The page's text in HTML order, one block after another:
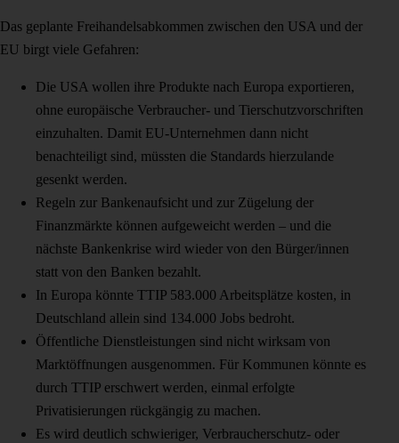
Das geplante Freihandelsabkommen zwischen den USA und der
EU birgt viele Gefahren:
Die USA wollen ihre Produkte nach Europa exportieren,
ohne europäische Verbraucher- und Tierschutzvorschriften
einzuhalten. Damit EU-Unternehmen dann nicht
benachteiligt sind, müssten die Standards hierzulande
gesenkt werden.
Regeln zur Bankenaufsicht und zur Zügelung der
Finanzmärkte können aufgeweicht werden – und die
nächste Bankenkrise wird wieder von den Bürger/innen
statt von den Banken bezahlt.
In Europa könnte TTIP 583.000 Arbeitsplätze kosten, in
Deutschland allein sind 134.000 Jobs bedroht.
Öffentliche Dienstleistungen sind nicht wirksam von
Marktöffnungen ausgenommen. Für Kommunen könnte es
durch TTIP erschwert werden, einmal erfolgte
Privatisierungen rückgängig zu machen.
Es wird deutlich schwieriger, Verbraucherschutz- oder